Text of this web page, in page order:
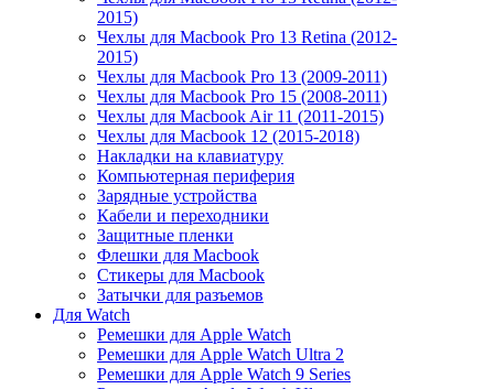
2015)
Чехлы для Macbook Pro 13 Retina (2012-
2015)
Чехлы для Macbook Pro 13 (2009-2011)
Чехлы для Macbook Pro 15 (2008-2011)
Чехлы для Macbook Air 11 (2011-2015)
Чехлы для Macbook 12 (2015-2018)
Накладки на клавиатуру
Компьютерная периферия
Зарядные устройства
Кабели и переходники
Защитные пленки
Флешки для Macbook
Стикеры для Macbook
Затычки для разъемов
Для Watch
Ремешки для Apple Watch
Ремешки для Apple Watch Ultra 2
Ремешки для Apple Watch 9 Series